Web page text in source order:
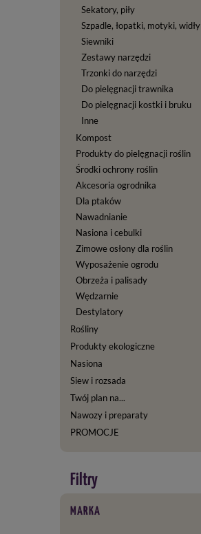
Sekatory, piły
Szpadle, łopatki, motyki, widły
Siewniki
Zestawy narzędzi
Trzonki do narzędzi
Do pielęgnacji trawnika
Do pielęgnacji kostki i bruku
Inne
Kompost
Produkty do pielęgnacji roślin
Środki ochrony roślin
Akcesoria ogrodnika
Dla ptaków
Nawadnianie
Nasiona i cebulki
Zimowe osłony dla roślin
Wyposażenie ogrodu
Obrzeża i palisady
Wędzarnie
Destylatory
Rośliny
Produkty ekologiczne
Nasiona
Siew i rozsada
Twój plan na...
Nawozy i preparaty
PROMOCJE
MARKA